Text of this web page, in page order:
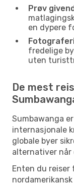
Prøv
en dypere
fredelige
uten
De mest
Sumbawanga
internasjonale
globale byer
alternativer når
Enten du reiser